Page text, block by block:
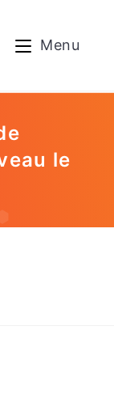
Menu
le